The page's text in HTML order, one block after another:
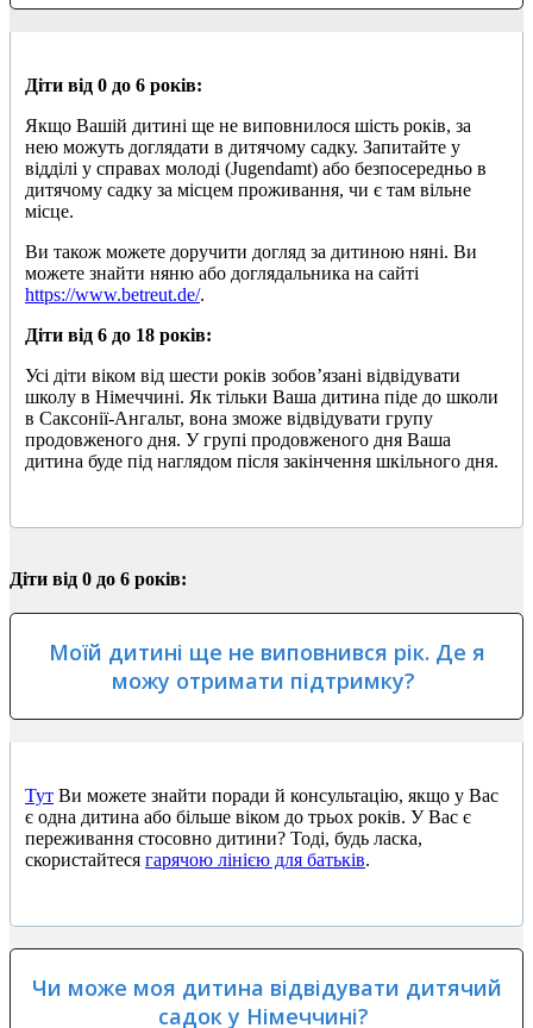
Діти від 0 до 6 років:
Якщо Вашій дитині ще не виповнилося шість років, за
нею можуть доглядати в дитячому садку. Запитайте у
відділі у справах молоді (Jugendamt) або безпосередньо в
дитячому садку за місцем проживання, чи є там вільне
місце.
Ви також можете доручити догляд за дитиною няні. Ви
можете знайти няню або доглядальника на сайті
https://www.betreut.de/.
Діти від 6 до 18 років:
Усі діти віком від шести років зобов’язані відвідувати
школу в Німеччині. Як тільки Ваша дитина піде до школи
в Саксонії-Ангальт, вона зможе відвідувати групу
продовженого дня. У групі продовженого дня Ваша
дитина буде під наглядом після закінчення шкільного дня.
Діти від 0 до 6 років:
Моїй дитині ще не виповнився рік. Де я
можу отримати підтримку?
Тут Ви можете знайти поради й консультацію, якщо у Вас
є одна дитина або більше віком до трьох років. У Вас є
переживання стосовно дитини? Тоді, будь ласка,
скористайтеся гарячою лінією для батьків.
Чи може моя дитина відвідувати дитячий
садок у Німеччині?